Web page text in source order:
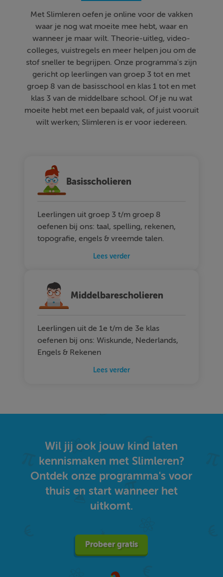
Met Slimleren oefen je online voor de vakken
waar je nog wat moeite mee hebt, waar en
wanneer je maar wilt. Theorie-uitleg, video-
colleges, vuistregels en meer helpen jou om de
stof sneller te begrijpen. Onze programma's zijn
gericht op leerlingen van groep 3 tot en met
groep 8 van de basisschool en klas 1 tot en met
klas 3 van de middelbare school. Of je nu wat
moeite hebt met een bepaald vak, of juist vooruit
wilt werken; Slimleren is er voor iedereen.
Basisscholieren
Leerlingen uit groep 3 t/m groep 8
oefenen bij ons: taal, spelling, rekenen,
topografie, engels & vreemde talen.
Lees verder
Middelbarescholieren
Leerlingen uit de 1e t/m de 3e klas
oefenen bij ons: Wiskunde, Nederlands,
Engels & Rekenen
Lees verder
Wil jij ook jouw kind laten
kennismaken met Slimleren?
Ontdek onze programma's voor
thuis en start wanneer het
uitkomt.
Probeer gratis